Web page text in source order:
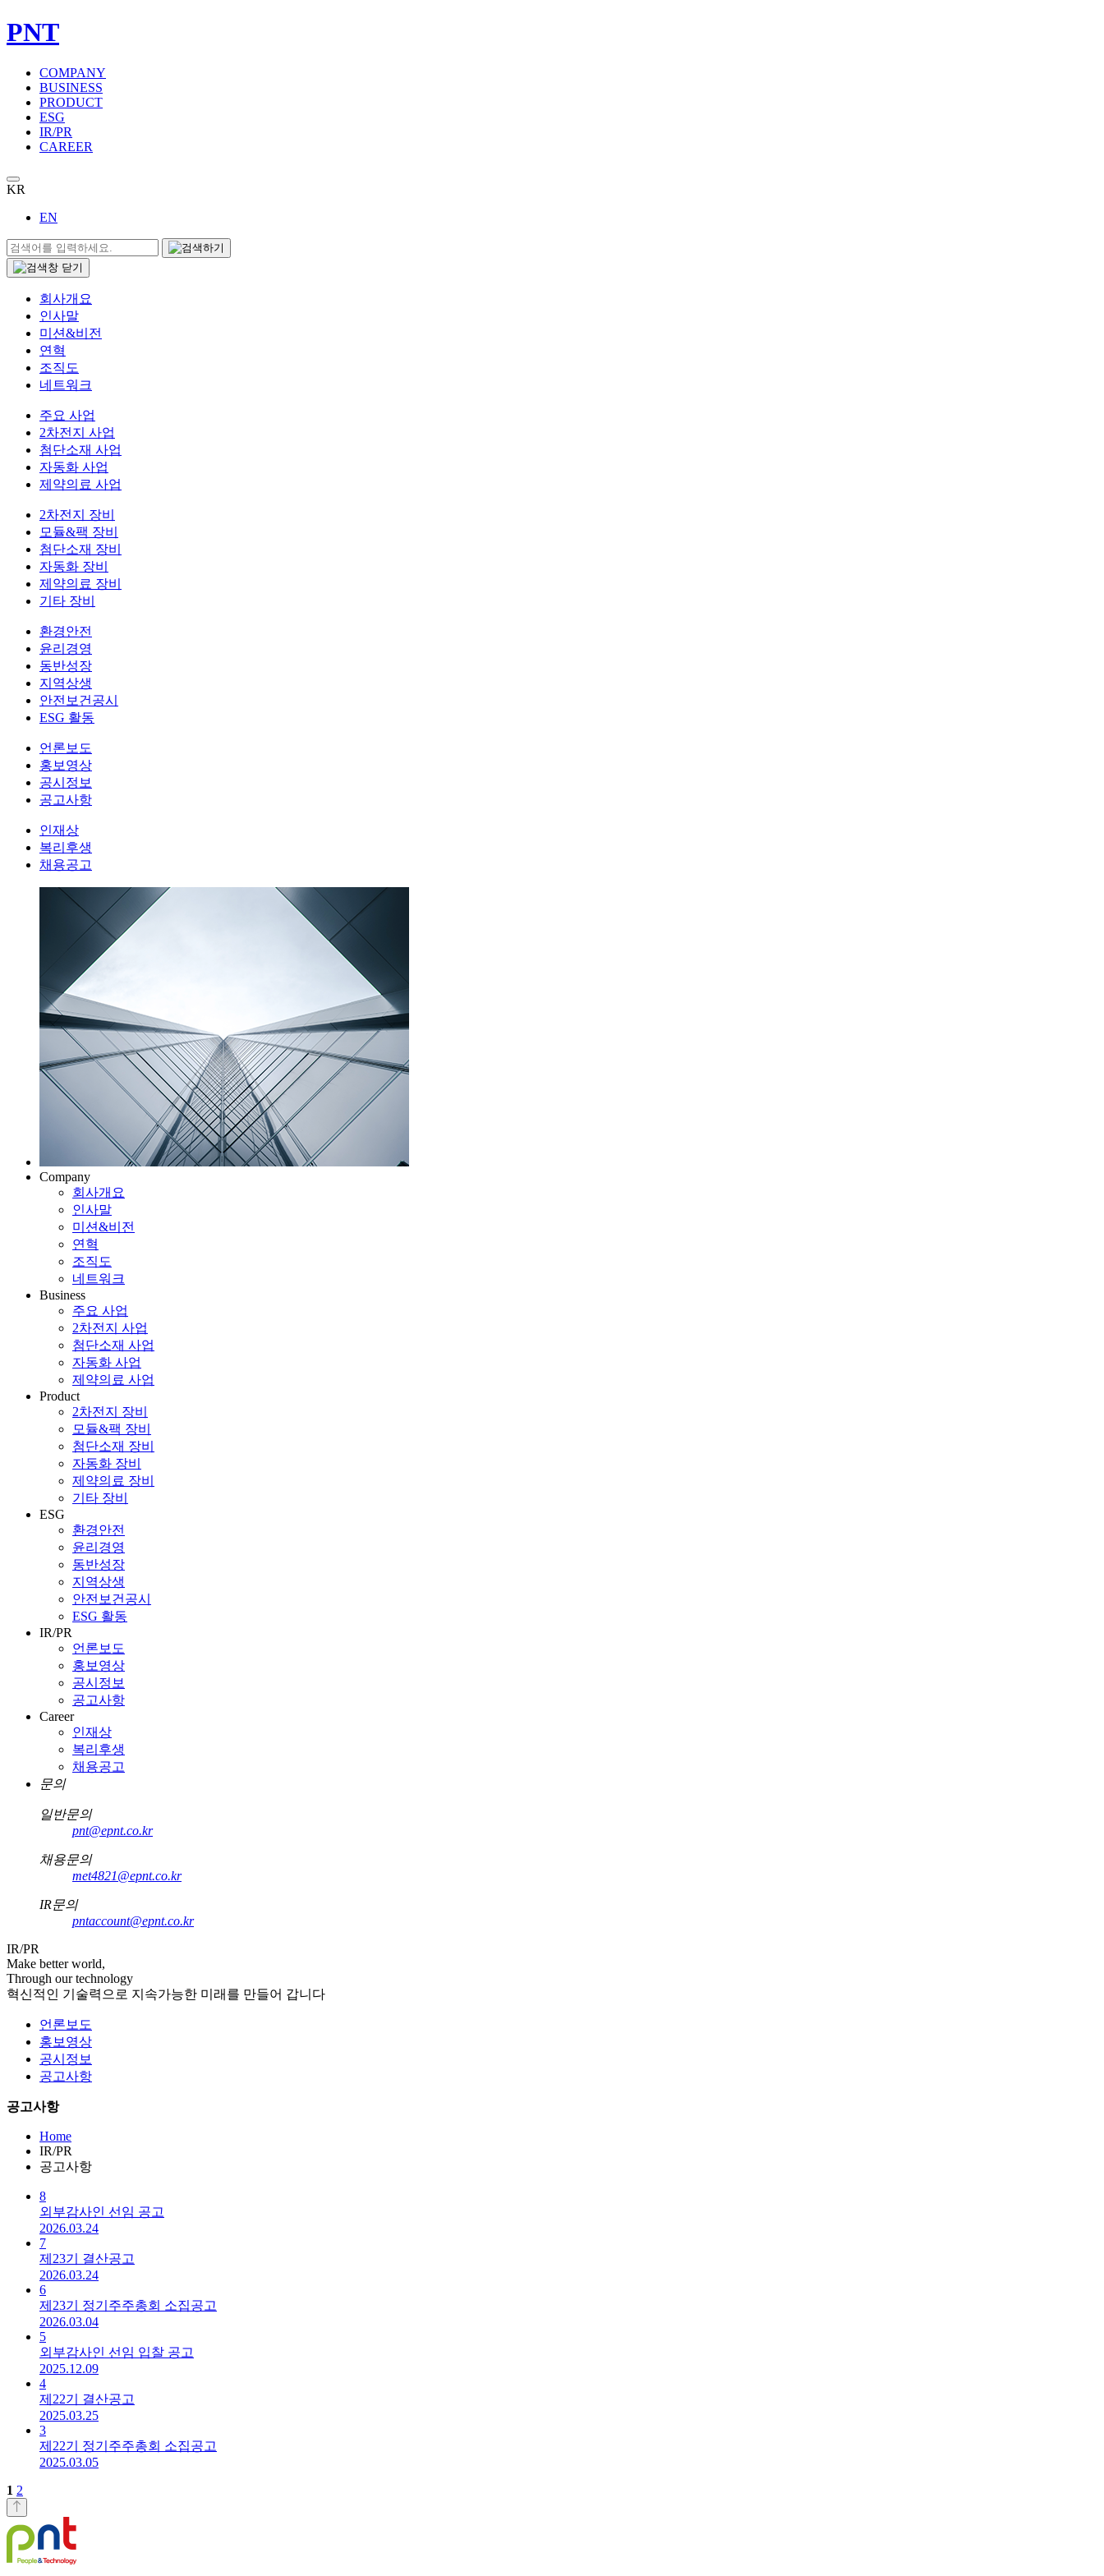
PNT
COMPANY
BUSINESS
PRODUCT
ESG
IR/PR
CAREER
KR
EN
회사개요
인사말
미션&비전
연혁
조직도
네트워크
주요 사업
2차전지 사업
첨단소재 사업
자동화 사업
제약의료 사업
2차전지 장비
모듈&팩 장비
첨단소재 장비
자동화 장비
제약의료 장비
기타 장비
환경안전
윤리경영
동반성장
지역상생
안전보건공시
ESG 활동
언론보도
홍보영상
공시정보
공고사항
인재상
복리후생
채용공고
Company
회사개요
인사말
미션&비전
연혁
조직도
네트워크
Business
주요 사업
2차전지 사업
첨단소재 사업
자동화 사업
제약의료 사업
Product
2차전지 장비
모듈&팩 장비
첨단소재 장비
자동화 장비
제약의료 장비
기타 장비
ESG
환경안전
윤리경영
동반성장
지역상생
안전보건공시
ESG 활동
IR/PR
언론보도
홍보영상
공시정보
공고사항
Career
인재상
복리후생
채용공고
문의
일반문의
pnt@epnt.co.kr
채용문의
met4821@epnt.co.kr
IR문의
pntaccount@epnt.co.kr
IR/PR
Make better world,
Through our technology
혁신적인 기술력으로 지속가능한 미래를 만들어 갑니다
언론보도
홍보영상
공시정보
공고사항
공고사항
Home
IR/PR
공고사항
8
외부감사인 선임 공고
2026.03.24
7
제23기 결산공고
2026.03.24
6
제23기 정기주주총회 소집공고
2026.03.04
5
외부감사인 선임 입찰 공고
2025.12.09
4
제22기 결산공고
2025.03.25
3
제22기 정기주주총회 소집공고
2025.03.05
1 2